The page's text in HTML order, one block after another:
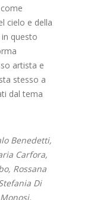
cielo e della
questo
artista e
stesso a
dal tema
Benedetti,
Carfora,
Rossana
Di